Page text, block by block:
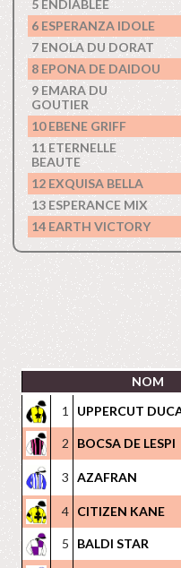
5 ENDIABLEE
6 ESPERANZA IDOLE
7 ENOLA DU DORAT
8 EPONA DE DAIDOU
9 EMARA DU
GOUTIER
10 EBENE GRIFF
11 ETERNELLE
BEAUTE
12 EXQUISA BELLA
13 ESPERANCE MIX
14 EARTH VICTORY
NOM
1
UPPERCUT
2 BOCSA DE LESPI
3 AZAFRAN
4 CITIZEN KANE
5 BALDI STAR